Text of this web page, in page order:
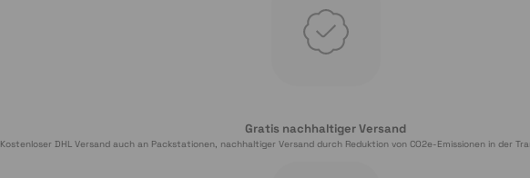
Gratis nachhaltiger Versand
Kostenloser DHL Versand auch an Packstationen, nachhaltiger Versand durch Reduktion von CO2e-Emissionen in der